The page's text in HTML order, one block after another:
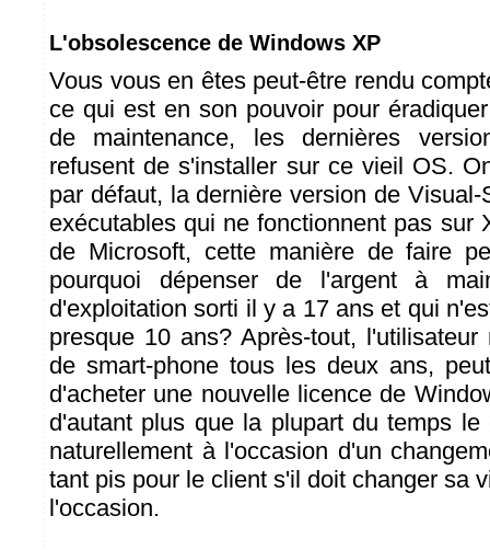
L'obsolescence de Windows XP
Vous vous en êtes peut-être rendu
ce qui est en son pouvoir pour
de maintenance, les dernières
refusent de s'installer sur ce vieil OS.
par défaut, la dernière version de
exécutables qui ne fonctionnent pas sur
de Microsoft, cette manière de faire
pourquoi dépenser de l'argent à
d'exploitation sorti il y a 17 ans et qui
presque 10 ans? Après-tout,
de smart-phone tous les deux ans,
d'acheter une nouvelle licence de
d'autant plus que la plupart du temps le
naturellement à l'occasion d'un
tant pis pour le client s'il doit changer sa
l'occasion.